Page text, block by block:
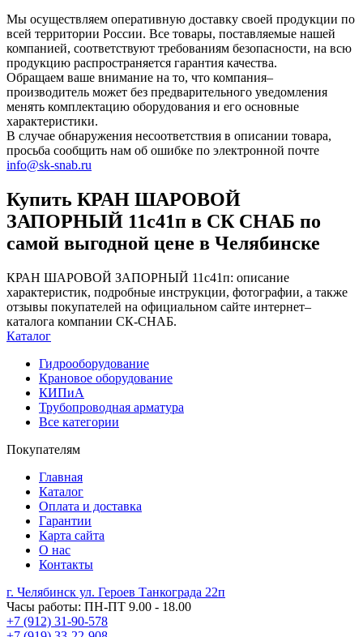
Мы осуществляем оперативную доставку своей продукции по
всей территории России. Все товары, поставляемые нашей
компанией, соответствуют требованиям безопасности, на всю
продукцию распространяется гарантия качества.
Обращаем ваше внимание на то, что компания–
производитель может без предварительного уведомления
менять комплектацию оборудования и его основные
характеристики.
В случае обнаружения несоответствия в описании товара,
просьба сообщить нам об ошибке по электронной почте
info@sk-snab.ru
Купить КРАН ШАРОВОЙ
ЗАПОРНЫЙ 11с41п в СК СНАБ по
самой выгодной цене в Челябинске
КРАН ШАРОВОЙ ЗАПОРНЫЙ 11с41п: описание
характеристик, подробные инструкции, фотографии, а также
отзывы покупателей на официальном сайте интернет–
каталога компании СК-СНАБ.
Каталог
Гидрооборудование
Крановое оборудование
КИПиА
Трубопроводная арматура
Все категории
Покупателям
Главная
Каталог
Оплата и доставка
Гарантии
Карта сайта
О нас
Контакты
г. Челябинск ул. Героев Танкограда 22п
Часы работы: ПН-ПТ 9.00 - 18.00
+7 (912) 31-90-578